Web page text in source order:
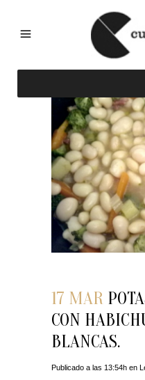
17 MAR
CON
BLANCAS.
Publicado a las 13:54h en